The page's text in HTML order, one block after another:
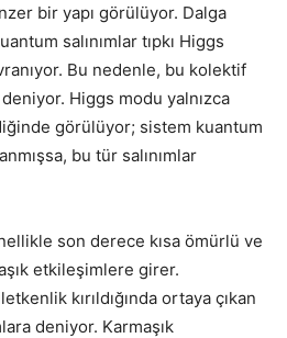
bir yapı görülüyor. Dalga
salınımlar tıpkı Higgs
Bu nedenle, bu kolektif
Higgs modu yalnızca
görülüyor; sistem kuantum
bu tür salınımlar
son derece kısa ömürlü ve
etkileşimlere girer.
kırıldığında ortaya çıkan
deniyor. Karmaşık